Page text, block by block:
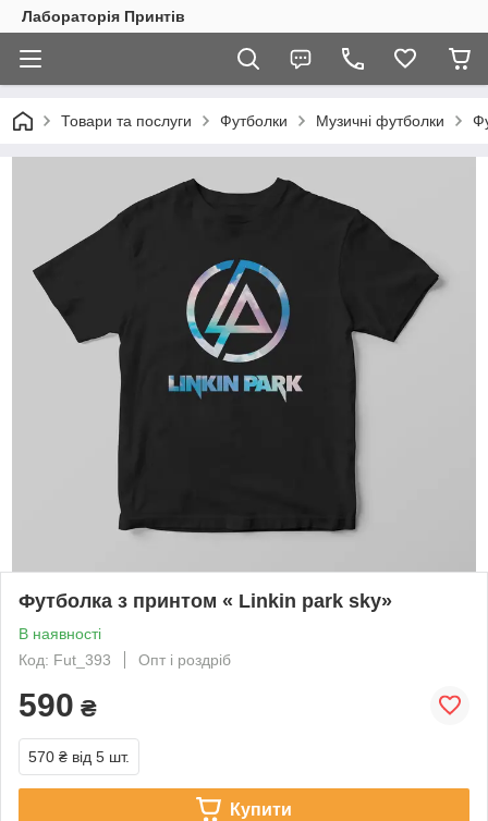
Лабораторія Принтів
Товари та послуги Футболки Музичні футболки
Футболка з принтом « Linkin park sky»
В наявності
Код: Fut_393
Опт і роздріб
590 ₴
570 ₴ від 5 шт.
Купити